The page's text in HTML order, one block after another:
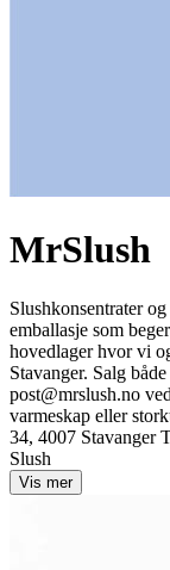
MrSlush
Slushkonsentrater
emballasje som
hovedlager hvor vi
Stavanger. Salg
post@mrslush.no
varmeskap eller
34, 4007 Stavanger
Slush
Vis mer